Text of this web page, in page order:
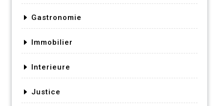
Gastronomie
Immobilier
Interieure
Justice